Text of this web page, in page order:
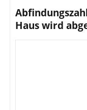
Haus wird